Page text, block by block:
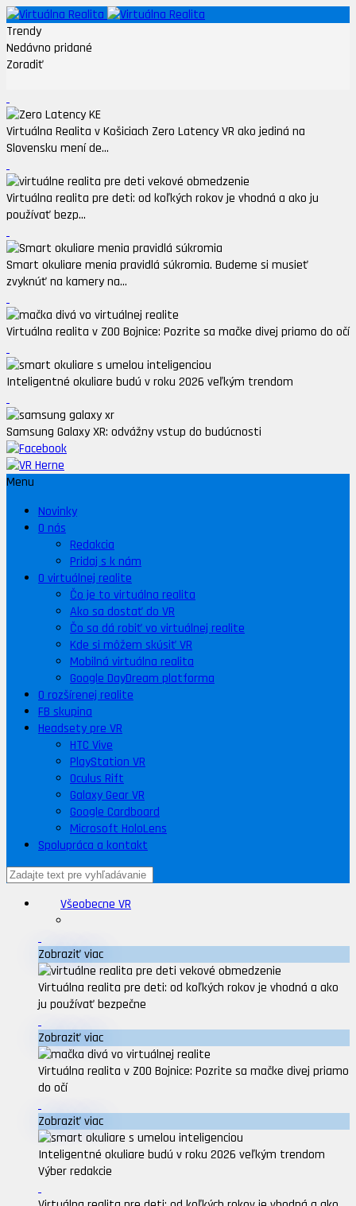
Trendy
Nedávno pridané
Zoradiť
Virtuálna Realita v Košiciach Zero Latency VR ako jediná na
Slovensku mení de...
Virtuálna realita pre deti: od koľkých rokov je vhodná a ako ju
používať bezp...
Smart okuliare menia pravidlá súkromia. Budeme si musieť
zvyknúť na kamery na...
Virtuálna realita v ZOO Bojnice: Pozrite sa mačke divej priamo do očí
Inteligentné okuliare budú v roku 2026 veľkým trendom
Samsung Galaxy XR: odvážny vstup do budúcnosti
Menu
Novinky
O nás
Redakcia
Pridaj s k nám
O virtuálnej realite
Čo je to virtuálna realita
Ako sa dostať do VR
Čo sa dá robiť vo virtuálnej realite
Kde si môžem skúsiť VR
Mobilná virtuálna realita
Google DayDream platforma
O rozšírenej realite
FB skupina
Headsety pre VR
HTC Vive
PlayStation VR
Oculus Rift
Galaxy Gear VR
Google Cardboard
Microsoft HoloLens
Spolupráca a kontakt
Všeobecne VR
Zobraziť viac
Virtuálna realita pre deti: od koľkých rokov je vhodná a ako
ju používať bezpečne
Zobraziť viac
Virtuálna realita v ZOO Bojnice: Pozrite sa mačke divej priamo
do očí
Zobraziť viac
Inteligentné okuliare budú v roku 2026 veľkým trendom
Výber redakcie